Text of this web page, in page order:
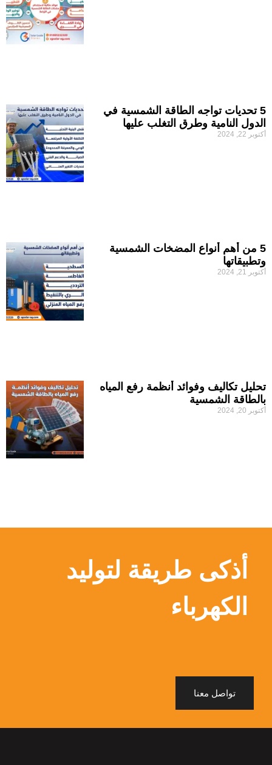
5 تحديات تواجه الطاقة الشمسية في
الدول النامية وطرق التغلب عليها
أكتوبر 22, 2024
5 من أهم أنواع المضخات الشمسية
وتطبيقاتها
أكتوبر 21, 2024
تحليل تكاليف وفوائد أنظمة رفع المياه
بالطاقة الشمسية
أكتوبر 20, 2024
أذكى طريقة لتوليد
الكهرباء
تواصل معنا